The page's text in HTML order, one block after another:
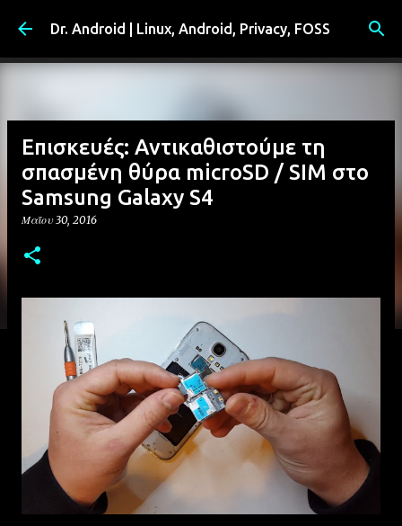
Μετάβαση στο κύριο περιεχόμενο
Dr. Android | Linux, Android, Privacy, FOSS
Επισκευές: Αντικαθιστούμε τη
σπασμένη θύρα microSD / SIM στο
Samsung Galaxy S4
Μαΐου 30, 2016